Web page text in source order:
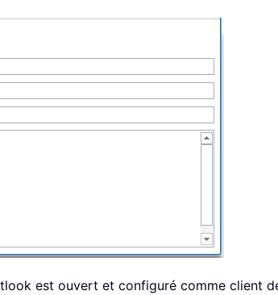
est ouvert et configuré comme client